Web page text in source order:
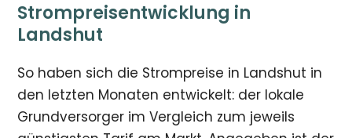
Strompreisentwicklung in
Landshut
So haben sich die Strompreise in Landshut in
den letzten Monaten entwickelt: der lokale
Grundversorger im Vergleich zum jeweils